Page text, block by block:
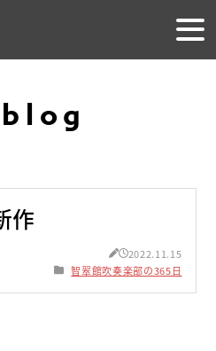
作
2022.11.15
智翠館吹奏楽部の365日